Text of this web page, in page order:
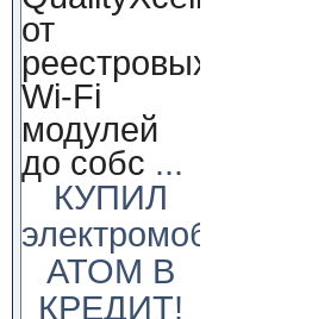
от
реестровых
Wi-Fi
модулей
до собс ...
КУПИЛ
электромобиль
АТОМ В
КРЕДИТ!